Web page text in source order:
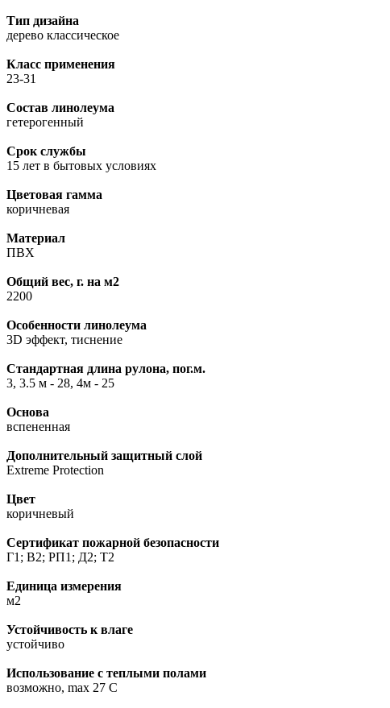
Тип дизайна
дерево классическое
Класс применения
23-31
Состав линолеума
гетерогенный
Срок службы
15 лет в бытовых условиях
Цветовая гамма
коричневая
Материал
ПВХ
Общий вес, г. на м2
2200
Особенности линолеума
3D эффект, тиснение
Стандартная длина рулона, пог.м.
3, 3.5 м - 28, 4м - 25
Основа
вспененная
Дополнительный защитный слой
Extreme Protection
Цвет
коричневый
Сертификат пожарной безопасности
Г1; В2; РП1; Д2; Т2
Единица измерения
м2
Устойчивость к влаге
устойчиво
Использование с теплыми полами
возможно, max 27 C